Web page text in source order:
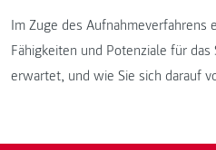
Im Zuge des
Fähigkeiten und Potenziale für das
erwartet, und wie Sie sich darauf